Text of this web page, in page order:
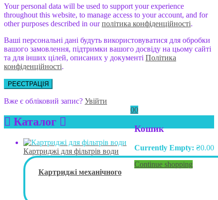
Your personal data will be used to support your experience
throughout this website, to manage access to your account, and for
other purposes described in ourполітика конфіденційності.
Ваші персональні дані будуть використовуватися для обробки
вашого замовлення, підтримки вашого досвіду на цьому сайті
та для інших цілей, описаних у документі Політика
конфіденційності.
РЕЄСТРАЦІЯ
Вже є обліковий запис? Увійти
0
Кошик
Currently Empty: ₴0.00
Continue shopping
0
Каталог
Картриджі для фільтрів води
Картриджі механічного